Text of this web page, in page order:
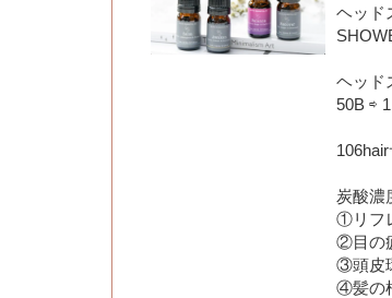
ヘッド
ヘッド
50B ⇨
炭酸濃
①リフ
②目の
③頭皮
④髪の